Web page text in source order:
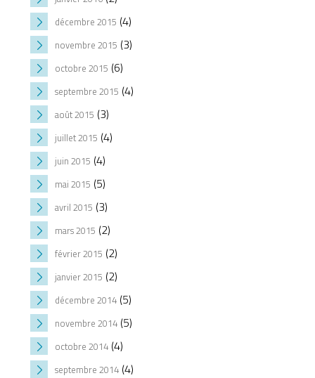
décembre 2015 (4)
novembre 2015 (3)
octobre 2015 (6)
septembre 2015 (4)
août 2015 (3)
juillet 2015 (4)
juin 2015 (4)
mai 2015 (5)
avril 2015 (3)
mars 2015 (2)
février 2015 (2)
janvier 2015 (2)
décembre 2014(5)
novembre 2014(5)
octobre 2014(4)
septembre 2014(4)